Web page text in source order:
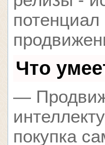
Что
—
покупка